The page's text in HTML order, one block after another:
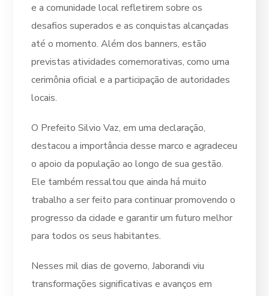
e a comunidade local refletirem sobre os
desafios superados e as conquistas alcançadas
até o momento. Além dos banners, estão
previstas atividades comemorativas, como uma
cerimônia oficial e a participação de autoridades
locais.
O Prefeito Silvio Vaz, em uma declaração,
destacou a importância desse marco e agradeceu
o apoio da população ao longo de sua gestão.
Ele também ressaltou que ainda há muito
trabalho a ser feito para continuar promovendo o
progresso da cidade e garantir um futuro melhor
para todos os seus habitantes.
Nesses mil dias de governo, Jaborandi viu
transformações significativas e avanços em